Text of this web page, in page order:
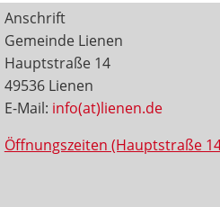
Anschrift
Gemeinde Lienen
Hauptstraße 14
49536 Lienen
E-Mail: info(at)lienen.de
Öffnungszeiten (Hauptstraße